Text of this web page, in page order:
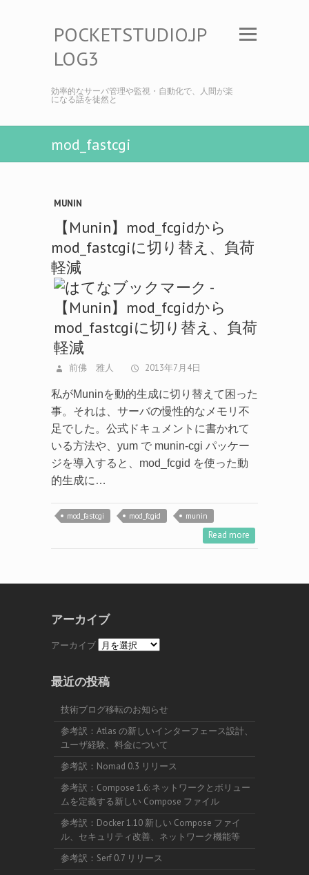
POCKETSTUDIO.JP
LOG3
効率的なサーバ管理や監視・自動化で、人間が楽
になる話を徒然と
mod_fastcgi
MUNIN
【Munin】mod_fcgidから
mod_fastcgiに切り替え、負荷
軽減
前佛 雅人 2013年7月4日
私がMuninを動的生成に切り替えて困った
事。それは、サーバの慢性的なメモリ不
足でした。公式ドキュメントに書かれて
いる方法や、yum で munin-cgi パッケー
ジを導入すると、mod_fcgid を使った動
的生成に…
mod_fastcgi mod_fcgid munin
Read more
アーカイブ
アーカイブ
最近の投稿
技術ブログ移転のお知らせ
参考訳：Atlas の新しいインターフェース設計、
ユーザ経験、料金について
参考訳：Nomad 0.3 リリース
参考訳：Compose 1.6: ネットワークとボリュー
ムを定義する新しい Compose ファイル
参考訳：Docker 1.10 新しい Compose ファイ
ル、セキュリティ改善、ネットワーク機能等
参考訳：Serf 0.7 リリース